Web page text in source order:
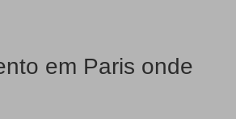
em Paris onde